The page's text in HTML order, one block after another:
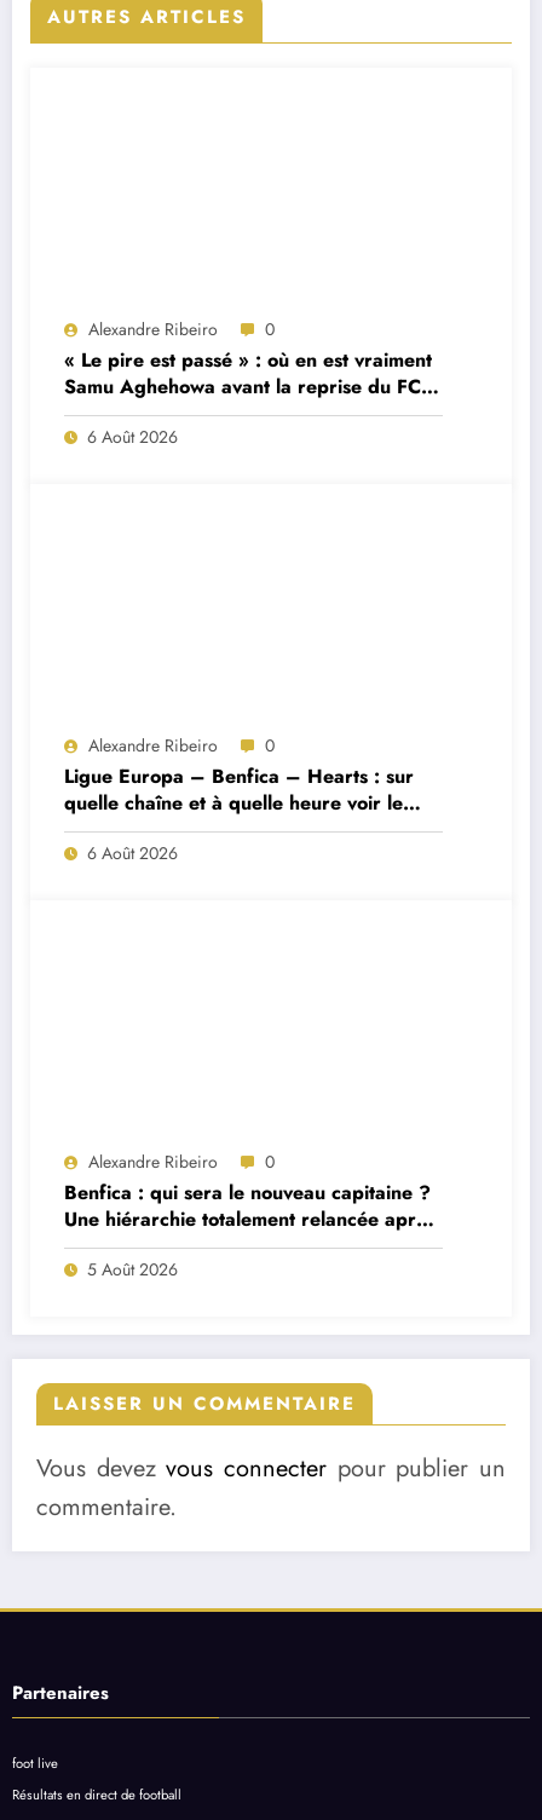
AUTRES ARTICLES
Alexandre Ribeiro 0
« Le pire est passé » : où en est vraiment
Samu Aghehowa avant la reprise du FC
Porto ?
6 Août 2026
Alexandre Ribeiro 0
Ligue Europa – Benfica – Hearts : sur
quelle chaîne et à quelle heure voir le
match ?
6 Août 2026
Alexandre Ribeiro 0
Benfica : qui sera le nouveau capitaine ?
Une hiérarchie totalement relancée après
deux départs majeurs
5 Août 2026
LAISSER UN COMMENTAIRE
Vous devezvous connecter pour publier un
commentaire.
Partenaires
foot live
Résultats en direct de football